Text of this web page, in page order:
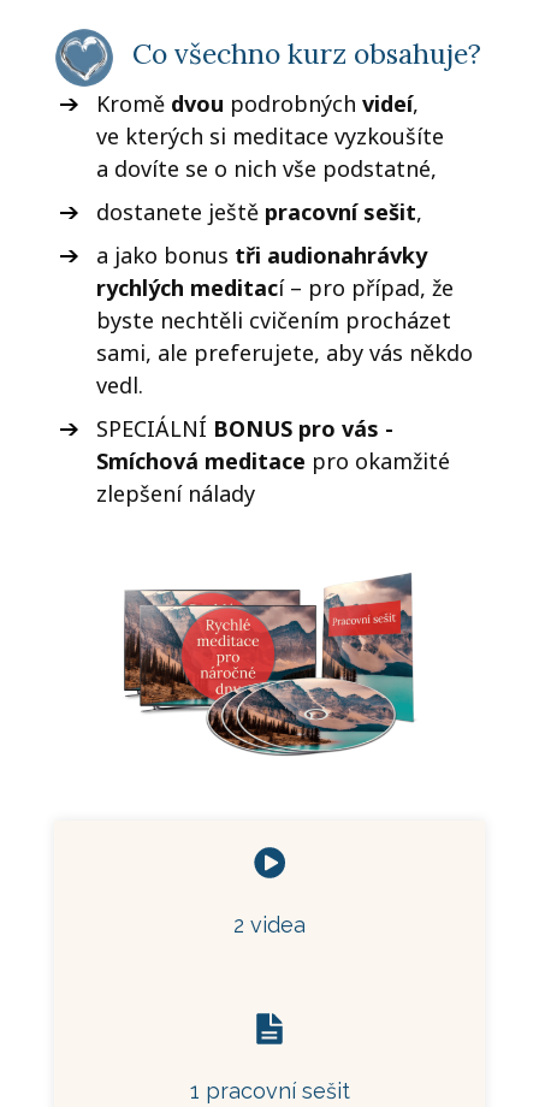
Co všechno kurz obsahuje?
Kromě dvou podrobných videí,
ve kterých si meditace vyzkoušíte
a dovíte se o nich vše podstatné,
dostanete ještě pracovní sešit,
a jako bonus tři audionahrávky
rychlých meditací – pro případ, že
byste nechtěli cvičením procházet
sami, ale preferujete, aby vás někdo
vedl.
SPECIÁLNÍ BONUS pro vás -
Smíchová meditace pro okamžité
zlepšení nálady
2 videa
1 pracovní sešit